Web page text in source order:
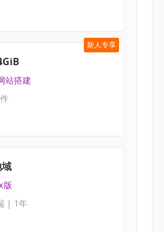
新人专享
站搭建
版
| 1年